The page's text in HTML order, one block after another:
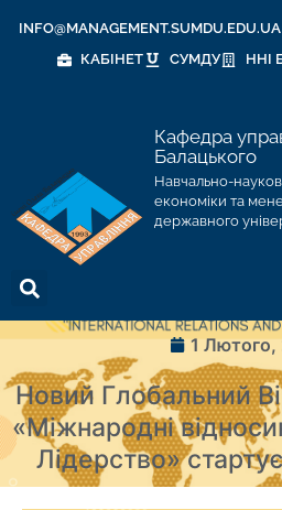
INFO@MANAGEMENT.SUMDU.EDU.UA
КАБІНЕТ
СУМДУ ННІ
Кафедра
Балацького
Навчально-
економіки та
державного
1 Лютого,
Новий Глобальний
«Міжнародні
Лідерство»